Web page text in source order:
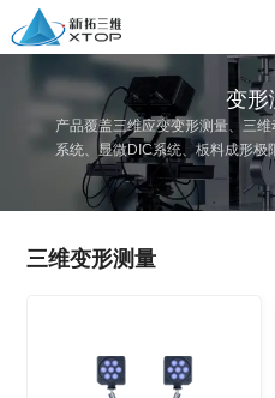
变形
产品覆盖三维应变变形测量、三
系统、显微DIC系统、板料成形
领域
三维变形测量